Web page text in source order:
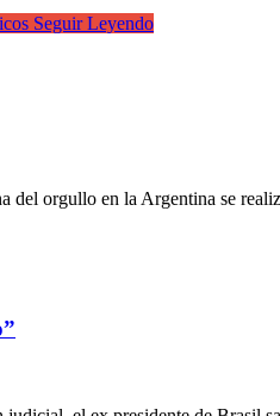
Seguir Leyendo
del orgullo en la Argentina se